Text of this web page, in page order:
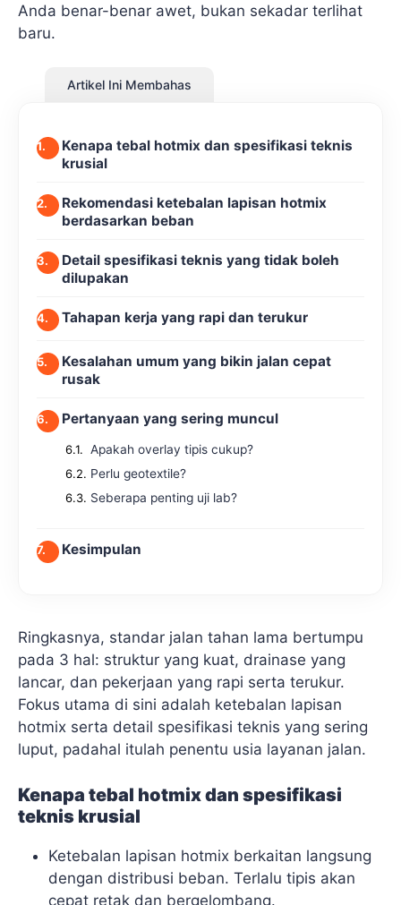
Anda benar-benar awet, bukan sekadar terlihat
baru.
Artikel Ini Membahas
Kenapa tebal hotmix dan spesifikasi teknis
krusial
Rekomendasi ketebalan lapisan hotmix
berdasarkan beban
Detail spesifikasi teknis yang tidak boleh
dilupakan
Tahapan kerja yang rapi dan terukur
Kesalahan umum yang bikin jalan cepat
rusak
Pertanyaan yang sering muncul
Apakah overlay tipis cukup?
Perlu geotextile?
Seberapa penting uji lab?
Kesimpulan
Ringkasnya, standar jalan tahan lama bertumpu
pada 3 hal: struktur yang kuat, drainase yang
lancar, dan pekerjaan yang rapi serta terukur.
Fokus utama di sini adalah ketebalan lapisan
hotmix serta detail spesifikasi teknis yang sering
luput, padahal itulah penentu usia layanan jalan.
Kenapa tebal hotmix dan spesifikasi
teknis krusial
Ketebalan lapisan hotmix berkaitan langsung
dengan distribusi beban. Terlalu tipis akan
cepat retak dan bergelombang.